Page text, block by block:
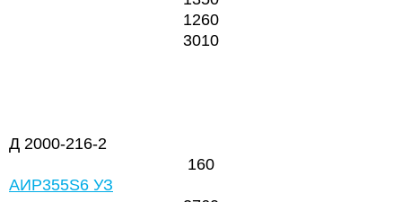
1260
3010
Д 2000-216-2
160
АИР355S6 УЗ